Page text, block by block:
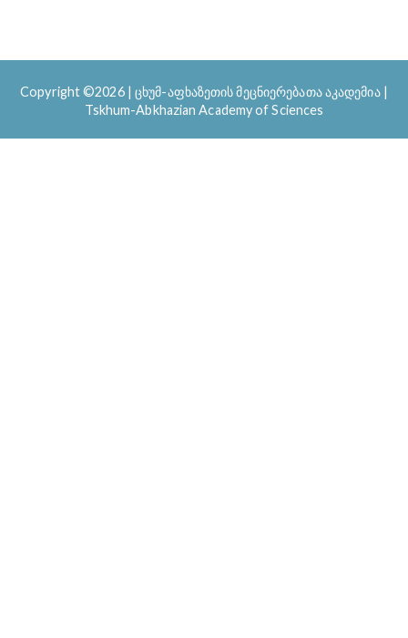
Copyright ©2026 | ცხუმ-აფხაზეთის მეცნიერებათა აკადემია |
Tskhum-Abkhazian Academy of Sciences